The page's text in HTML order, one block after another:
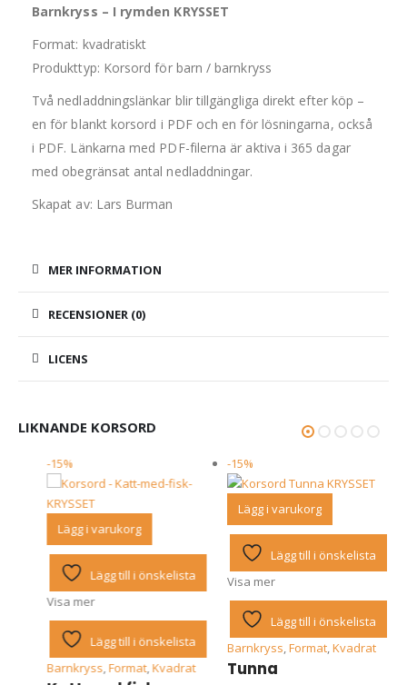
Barnkryss – I rymden KRYSSET
Format: kvadratiskt
Produkttyp: Korsord för barn / barnkryss
Två nedladdningslänkar blir tillgängliga direkt efter köp –
en för blankt korsord i PDF och en för lösningarna, också
i PDF. Länkarna med PDF-filerna är aktiva i 365 dagar
med obegränsat antal nedladdningar.
Skapat av: Lars Burman
MER INFORMATION
RECENSIONER (0)
LICENS
LIKNANDE KORSORD
-15%
Lägg i varukorg
Lägg till i önskelista
Visa mer
Lägg till i önskelista
Barnkryss, Format, Kvadrat
-15%
Lägg i varukorg
Lägg till i önskelista
Visa mer
Lägg till i önskelista
Barnkryss,Format,Kvadrat
Tunna